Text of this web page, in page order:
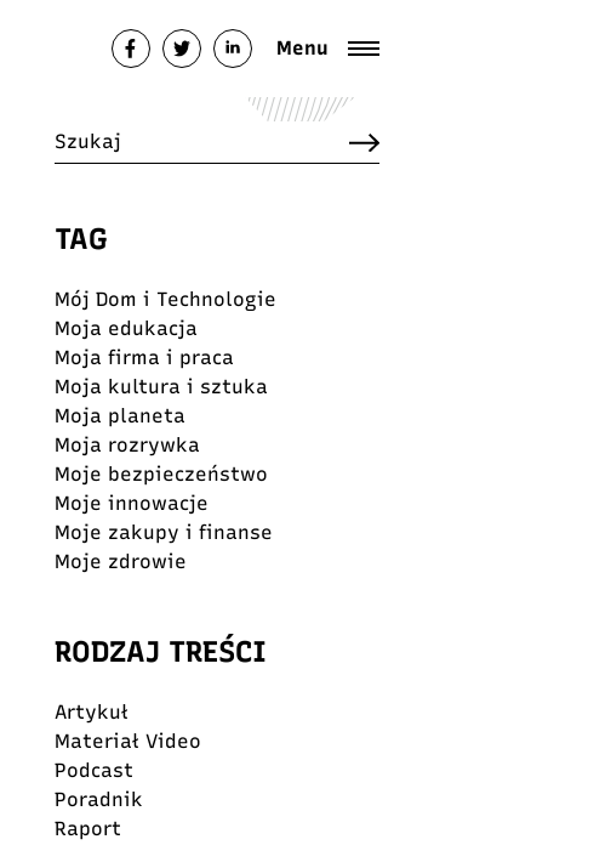
Menu
TAG
Mój Dom i Technologie
Moja edukacja
Moja firma i praca
Moja kultura i sztuka
Moja planeta
Moja rozrywka
Moje bezpieczeństwo
Moje innowacje
Moje zakupy i finanse
Moje zdrowie
RODZAJ TREŚCI
Artykuł
Materiał Video
Podcast
Poradnik
Raport